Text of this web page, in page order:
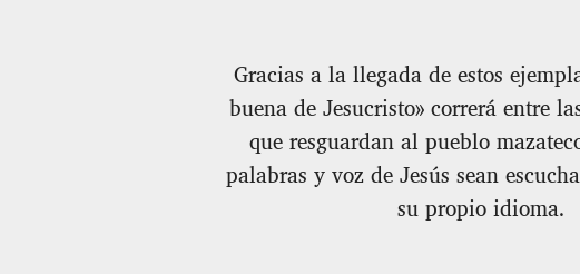
Gracias a la llegada de estos
buena de Jesucristo» correrá entre
que resguardan al pueblo
palabras y voz de Jesús sean
su propio idioma.